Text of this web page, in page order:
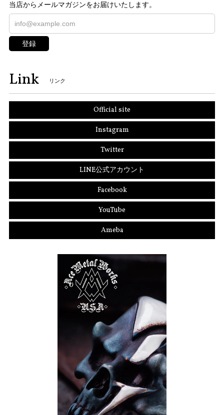
当店からメールマガジンをお届けいたします。
登録
Link リンク
Official site
Instagram
Twitter
LINE公式アカウント
Facebook
YouTube
Ameba